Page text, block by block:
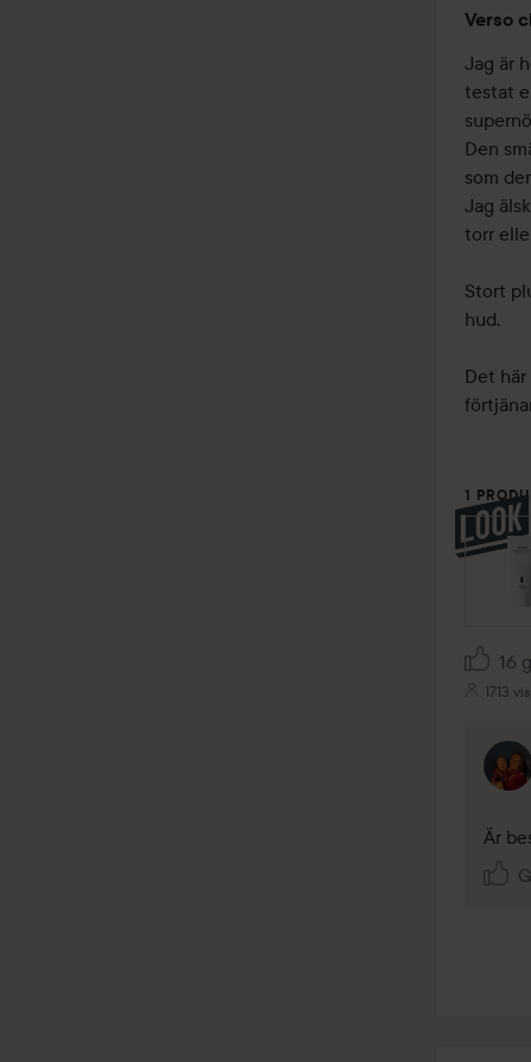
Verso
Jag är
testat
Den
som
Jag
torr
Stort
hud.
Det
1
16
1713
Är